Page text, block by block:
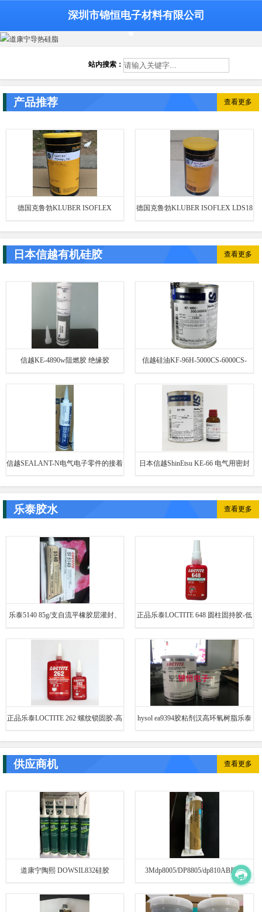
深圳市锦恒电子材料有限公司
站内搜索：
产品推荐 查看更多
德国克鲁勃KLUBER ISOFLEX
TOPAS L 152高速主轴承高温润滑油
脂
德国克鲁勃KLUBER ISOFLEX LDS18
SPECIAL A纺织机纺杯高速润滑脂
日本信越有机硅胶 查看更多
信越KE-4890w阻燃胶 绝缘胶 信越硅油KF-96H-5000CS-6000CS-
信越SEALANT-N电气电子零件的接着
披覆密封胶水白色透明硅橡胶
日本信越ShinEtsu KE-66 电气用密封
批覆灌封硅橡胶 液体白色1kg
乐泰胶水 查看更多
乐泰5140 85g/支自流平橡胶层灌封、 正品乐泰LOCTITE 648 圆柱固持胶-低
正品乐泰LOCTITE 262 螺纹锁固胶-高
强度型 50ml/支
hysol ea9394胶粘剂汉高环氧树脂乐泰
EA9394航空飞机维修胶
供应商机 查看更多
道康宁陶熙 DOWSIL832硅胶 3Mdp8005/DP8805/dp810AB胶水